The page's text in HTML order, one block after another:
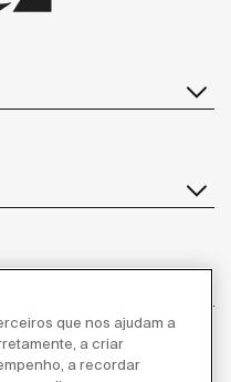
que nos ajudam a
a criar
a recordar